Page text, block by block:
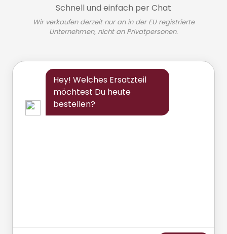
Schnell und einfach per Chat
Wir verkaufen derzeit nur an in der EU registrierte
Unternehmen, nicht an Privatpersonen.
Hey! Welches Ersatzteil
möchtest Du heute
bestellen?